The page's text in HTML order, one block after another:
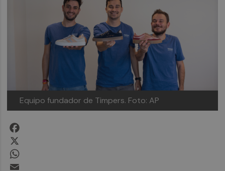
Equipo fundador de Timpers. Foto: AP